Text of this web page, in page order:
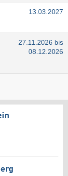
13.03.2027
27.11.2026 bis
08.12.2026